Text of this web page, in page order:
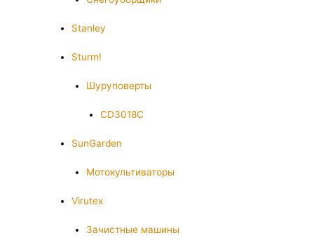
Stanley
Sturm!
Шуруповерты
CD3018C
SunGarden
Мотокультиваторы
Virutex
Зачистные машины